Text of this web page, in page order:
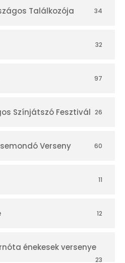
Találkozója 34
32
97
Színjátszó Fesztivál 26
Verseny 60
11
12
énekesek versenye
23